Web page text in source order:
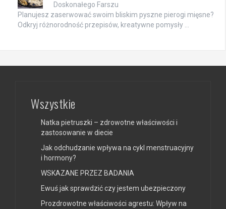
Doskonałego Farszu
Planujesz zaserwować swoim bliskim pyszne pierogi mięsne?
Odkryj różnorodność przepisów, kreatywne pomysły …
Wszystkie
Natka pietruszki – zdrowotne właściwości i
zastosowanie w diecie
Jak odchudzanie wpływa na cykl menstruacyjny
i hormony?
WSKAZANE PRZEZ BADANIA
Ewuś jak sprawdzić czy jestem ubezpieczony
Prozdrowotne właściwości agrestu: Wpływ na